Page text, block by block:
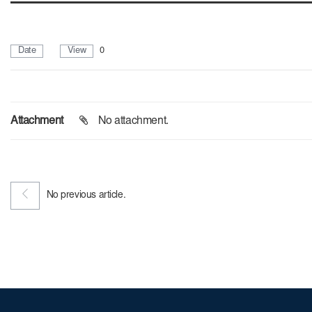
Date View 0
Attachment No attachment.
No previous article.